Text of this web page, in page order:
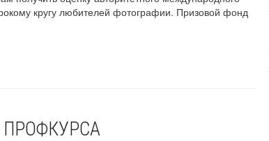
кругу любителей фотографии. Призовой фонд